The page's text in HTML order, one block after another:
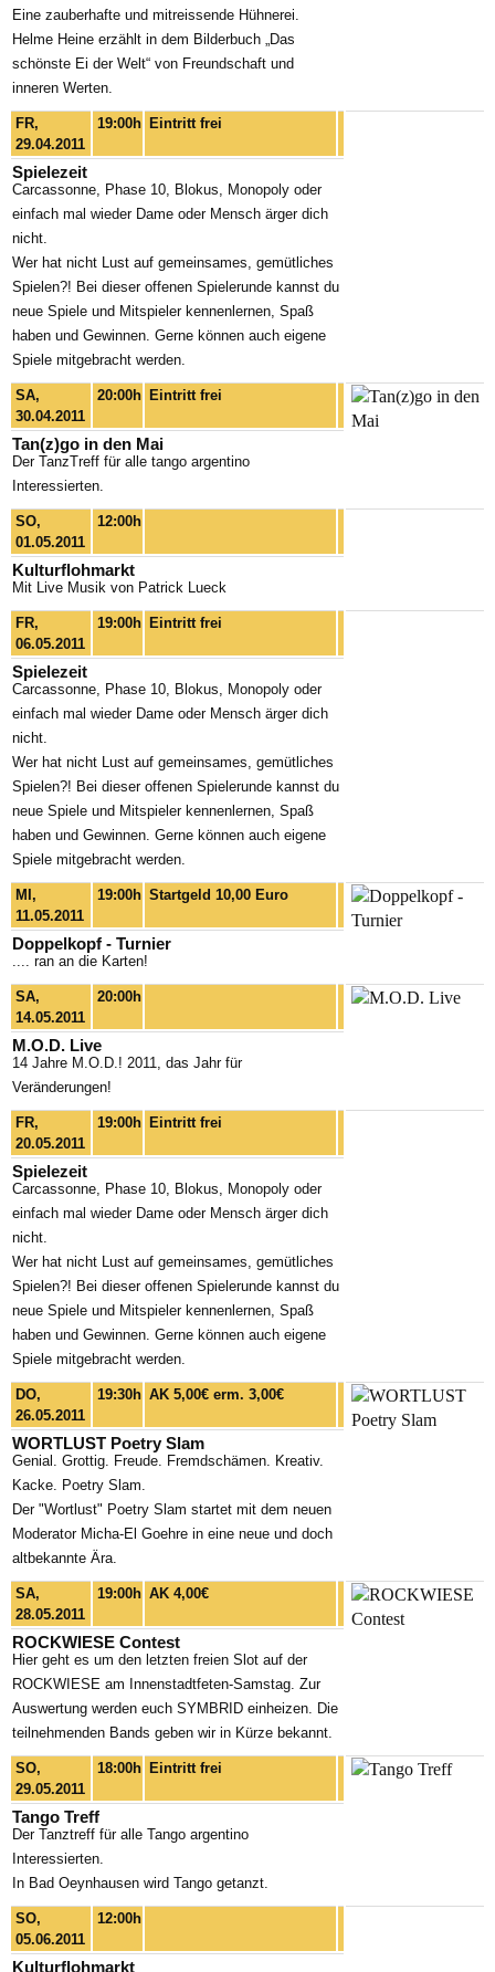
Eine zauberhafte und mitreissende Hühnerei.
Helme Heine erzählt in dem Bilderbuch „Das
schönste Ei der Welt“ von Freundschaft und
inneren Werten.
FR,
29.04.2011
19:00h Eintritt frei
Spielezeit
Carcassonne, Phase 10, Blokus, Monopoly oder
einfach mal wieder Dame oder Mensch ärger dich
nicht.
Wer hat nicht Lust auf gemeinsames, gemütliches
Spielen?! Bei dieser offenen Spielerunde kannst du
neue Spiele und Mitspieler kennenlernen, Spaß
haben und Gewinnen. Gerne können auch eigene
Spiele mitgebracht werden.
SA,
30.04.2011
20:00h Eintritt frei
Tan(z)go in den Mai
Der TanzTreff für alle tango argentino
Interessierten.
SO,
01.05.2011
12:00h
Kulturflohmarkt
Mit Live Musik von Patrick Lueck
FR,
06.05.2011
19:00h Eintritt frei
Spielezeit
Carcassonne, Phase 10, Blokus, Monopoly oder
einfach mal wieder Dame oder Mensch ärger dich
nicht.
Wer hat nicht Lust auf gemeinsames, gemütliches
Spielen?! Bei dieser offenen Spielerunde kannst du
neue Spiele und Mitspieler kennenlernen, Spaß
haben und Gewinnen. Gerne können auch eigene
Spiele mitgebracht werden.
MI,
11.05.2011
19:00h Startgeld 10,00 Euro
Doppelkopf - Turnier
.... ran an die Karten!
SA,
14.05.2011
20:00h
M.O.D. Live
14 Jahre M.O.D.! 2011, das Jahr für
Veränderungen!
FR,
20.05.2011
19:00h Eintritt frei
Spielezeit
Carcassonne, Phase 10, Blokus, Monopoly oder
einfach mal wieder Dame oder Mensch ärger dich
nicht.
Wer hat nicht Lust auf gemeinsames, gemütliches
Spielen?! Bei dieser offenen Spielerunde kannst du
neue Spiele und Mitspieler kennenlernen, Spaß
haben und Gewinnen. Gerne können auch eigene
Spiele mitgebracht werden.
DO,
26.05.2011
19:30h AK 5,00€ erm. 3,00€
WORTLUST Poetry Slam
Genial. Grottig. Freude. Fremdschämen. Kreativ.
Kacke. Poetry Slam.
Der "Wortlust" Poetry Slam startet mit dem neuen
Moderator Micha-El Goehre in eine neue und doch
altbekannte Ära.
SA,
28.05.2011
19:00h AK 4,00€
ROCKWIESE Contest
Hier geht es um den letzten freien Slot auf der
ROCKWIESE am Innenstadtfeten-Samstag. Zur
Auswertung werden euch SYMBRID einheizen. Die
teilnehmenden Bands geben wir in Kürze bekannt.
SO,
29.05.2011
18:00h Eintritt frei
Tango Treff
Der Tanztreff für alle Tango argentino
Interessierten.
In Bad Oeynhausen wird Tango getanzt.
SO,
05.06.2011
12:00h
Kulturflohmarkt